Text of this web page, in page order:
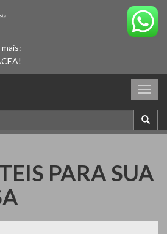
PARA SUA